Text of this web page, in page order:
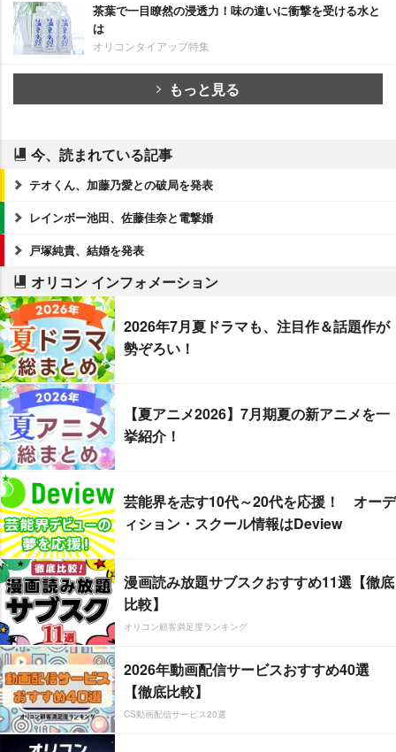
茶葉で一目瞭然の浸透力！味の違いに衝撃を受ける水と
は
オリコンタイアップ特集
もっと見る
今、読まれている記事
テオくん、加藤乃愛との破局を発表
レインボー池田、佐藤佳奈と電撃婚
戸塚純貴、結婚を発表
オリコン インフォメーション
2026年7月夏ドラマも、注目作＆話題作が
勢ぞろい！
【夏アニメ2026】7月期夏の新アニメを一
挙紹介！
芸能界を志す10代～20代を応援！ オーデ
ィション・スクール情報はDeview
漫画読み放題サブスクおすすめ11選【徹底
比較】
オリコン顧客満足度ランキング
2026年動画配信サービスおすすめ40選
【徹底比較】
CS動画配信サービス20選